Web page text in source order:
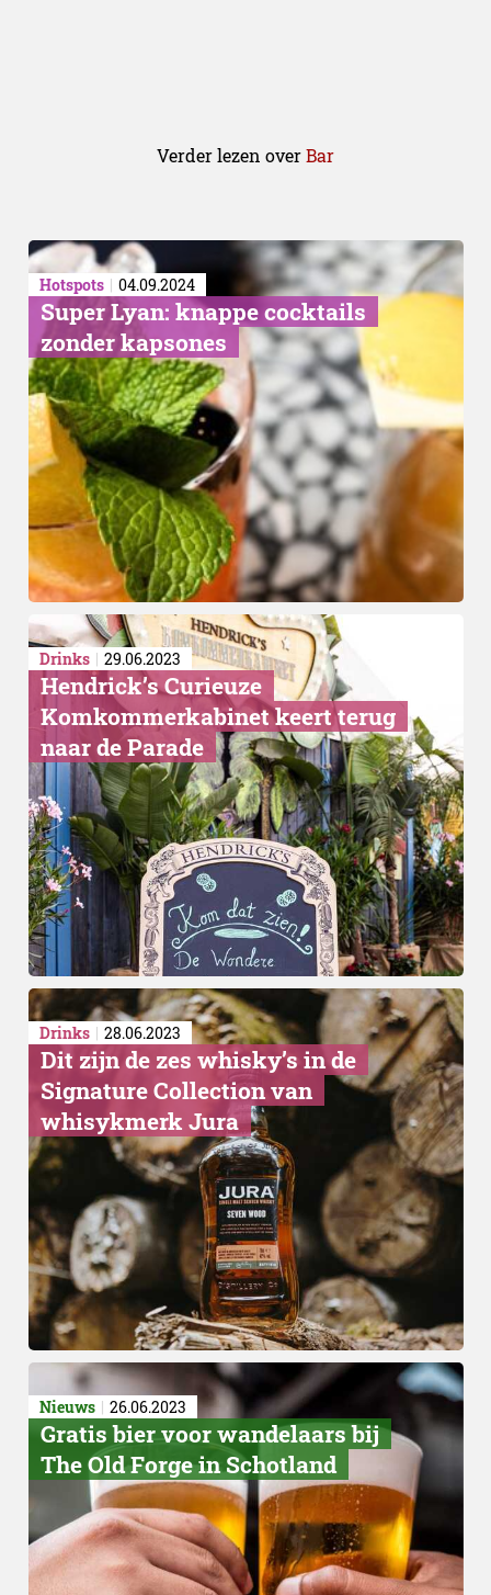
Elements
Verder lezen overBar
Hotspots 04.09.2024
Super Lyan: knappe cocktails
zonder kapsones
Drinks 29.06.2023
Hendrick’s Curieuze
Komkommerkabinet keert terug
naar de Parade
Drinks 28.06.2023
Dit zijn de zes whisky’s in de
Signature Collection van
whisykmerk Jura
Nieuws 26.06.2023
Gratis bier voor wandelaars bij
The Old Forge in Schotland